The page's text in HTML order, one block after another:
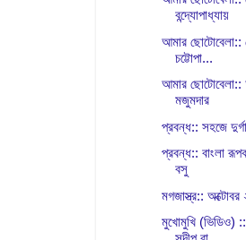
বন্দ্যোপাধ্যায়
আমার ছোটোবেলা::
চট্টোপা...
আমার ছোটোবেলা::
মজুমদার
প্রবন্ধ:: সহজে
প্রবন্ধ:: বাংলা
বসু
মগজাস্ত্র::
মুখোমুখি (ভিডিও)